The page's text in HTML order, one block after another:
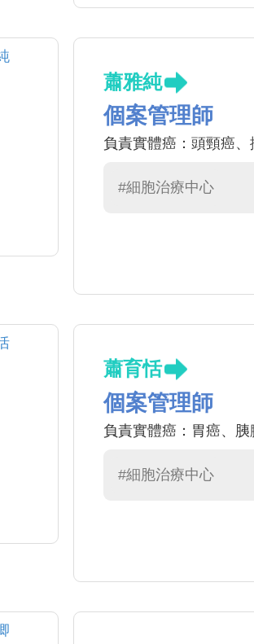
蕭雅純
個案管理師
負責實體癌：頭頸癌、
#細胞治療中心
蕭育恬
個案管理師
負責實體癌：胃癌、
#細胞治療中心